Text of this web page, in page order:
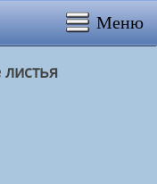
Меню